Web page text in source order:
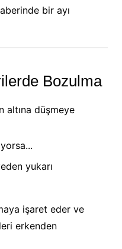
bir ayı
Bozulma
altına düşmeye
yukarı
işaret eder ve
erkenden